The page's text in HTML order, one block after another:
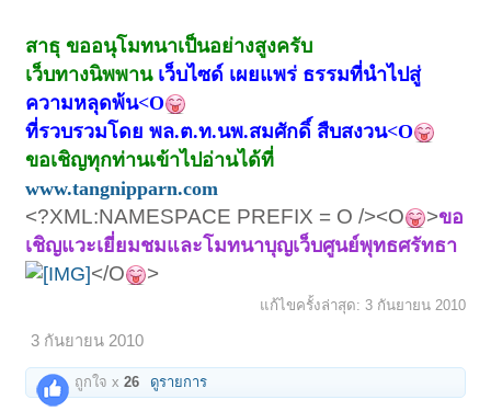
จงเห็นว่าชีวิตมีความหมายน้อยกว่าความดี เรา
เกิดมาแล้วคราวนี้ เราก็ต้องตาย
ไหน ๆ จะตาย ขอให้เราตายอยู่กับความดีเท่านี้
เป็นพอ
และถ้าความดีนี้เป็นความดีสูงสุดลูกรักทั้งหมด
ของพ่อก็จะไปพระนิพพานได้
สาธุ ขออนุโมทนาเป็นอย่างสูงครับ
เว็บทางนิพพาน เว็บไซด์ เผยแพร่ ธรรมที่นำไปสู่
ความหลุดพ้น<O
ที่รวบรวมโดย พล.ต.ท.นพ.สมศักดิ์ สืบสงวน<O
ขอเชิญทุกท่านเข้าไปอ่านได้ที่
www.tangnipparn.com
<?XML:NAMESPACE PREFIX = O /><O >ขอ
เชิญแวะเยี่ยมชมและโมทนาบุญเว็บศูนย์พุทธศรัทธา
</O >
แก้ไขครั้งล่าสุด: 3 กันยายน 2010
3 กันยายน 2010
ถูกใจ x26 ดูรายการ